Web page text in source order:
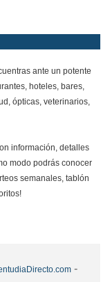
ante un potente
hoteles, bares,
ópticas, veterinarios,
información, detalles
modo podrás conocer
semanales, tablón
-